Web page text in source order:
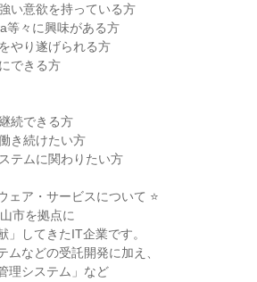
い意欲を持っている方
等々に興味がある方
やり遂げられる方
できる方
続できる方
き続けたい方
テムに関わりたい方
ェア・サービスについて ⭐
市を拠点に
」してきたIT企業です。
ムなどの受託開発に加え、
理システム」など